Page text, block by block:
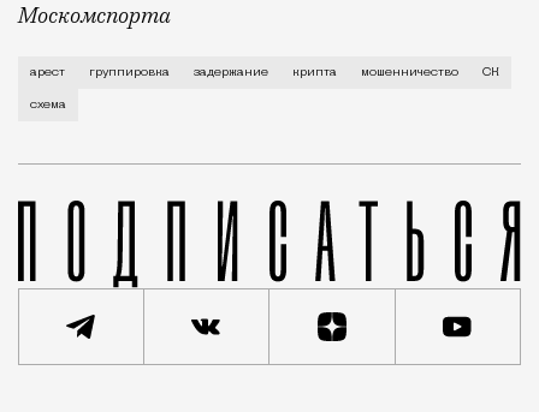
Москомспорта
Всего сегодня арестовали шесть подозреваемых.
арест группировка задержание крипта мошенничество СК
схема